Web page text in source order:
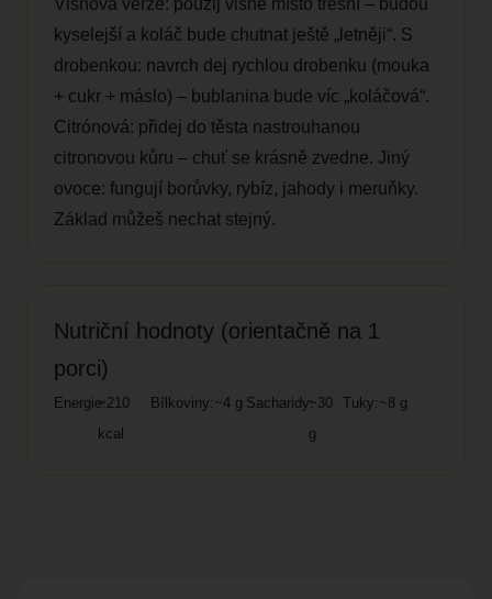
kyselejší a koláč bude chutnat ještě „letněji“. S
drobenkou: navrch dej rychlou drobenku (mouka
+ cukr + máslo) – bublanina bude víc „koláčová“.
Citrónová: přidej do těsta nastrouhanou
citronovou kůru – chuť se krásně zvedne. Jiný
ovoce: fungují borůvky, rybíz, jahody i meruňky.
Základ můžeš nechat stejný.
Nutriční hodnoty (orientačně na 1
porci)
Energie:~210
kcal
Bílkoviny: ~4 g Sacharidy:~30
g
Tuky: ~8 g